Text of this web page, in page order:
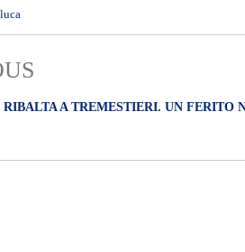
RIBALTA A TREMESTIERI. UN FERITO